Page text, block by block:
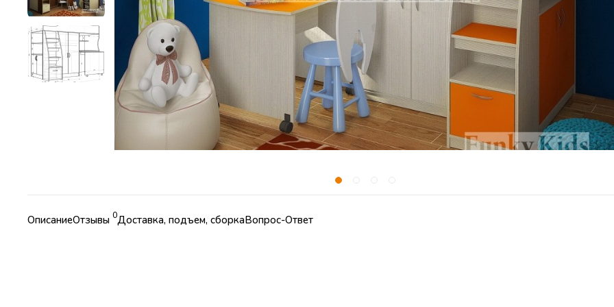
ОписаниеОтзывы 0Доставка, подъем, сборкаВопрос-Ответ